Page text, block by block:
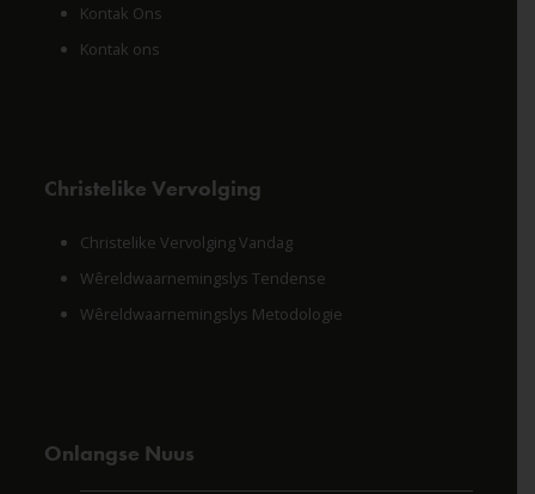
Kontak Ons
Kontak ons
Christelike Vervolging
Christelike Vervolging Vandag
Wêreldwaarnemingslys Tendense
Wêreldwaarnemingslys Metodologie
Onlangse Nuus